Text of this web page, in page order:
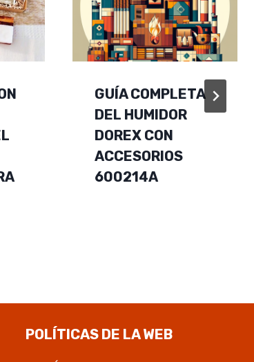
GUÍA COMPLETA
DEL HUMIDOR
DOREX CON
ACCESORIOS
600214A
POLÍTICAS DE LA WEB